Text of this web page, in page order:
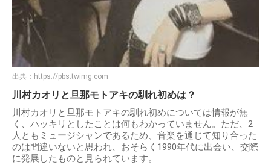
出典： https://pbs.twimg.com
川村カオリと旦那モトアキの馴れ初めは？
川村カオリと旦那モトアキの馴れ初めについては情報が無
く、ハッキリとしたことは何もわかっていません。ただ、2
人ともミュージシャンであるため、音楽を通じて知り合った
のは間違いないと思われ、おそらく1990年代に出会い、交際
に発展したものと見られています。